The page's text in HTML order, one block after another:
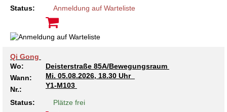
Krippe Schleswiger Straße
Kindertagesstätte Schneiderberg
Kindertagesstätte Sylter Weg
Kindertagesstätte Tresckowstraße
Kindertagesstätte Levester Straße
Offene Sprach-Sprechstunde
Kindertagesstätte Moorlilienweg /
Kindertagesstätte Mühenkamp / Familienzentrum
Kindertagesstätte Petermannstraße /
Status: Anmeldung auf Warteliste
Qi Gong
Wo:
Deisterstraße 85A/Bewegungsraum
Wann:
Mi. 05.08.2026, 18.30 Uhr
Nr.:
Y1-M103
Status: Plätze frei